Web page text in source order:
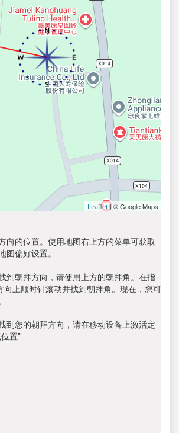
Leaflet| © Google Maps
向的位置。使用地图右上方的菜单可获取
图偏好设置。
到朝拜方向，请使用上方的朝拜角。在指
向上顺时针滚动并找到朝拜角。现在，您可
到您的朝拜方向，请在移动设备上激活定
置”